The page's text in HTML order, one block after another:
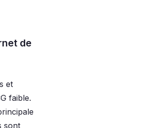
de
et
faible.
sont